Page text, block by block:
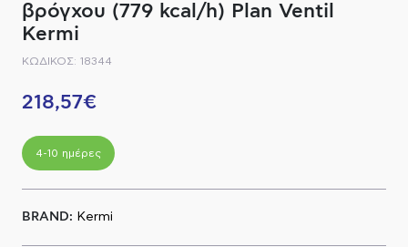
ΕΞΑΡΤΗΜΑΤΑ ΝΤΟΥΣ
ΣΥΣΤΗΜΑΤΑ ΜΠΙΝΤΕ - FLUSH
ΗΛΕΚΤΡΟΝΙΚΕΣ ΜΠΑΤΑΡΙΕΣ
Α.Μ.Ε.Α
βρόγχου (779 kcal/h) Plan Ventil
Kermi
ΚΩΔΙΚΟΣ: 18344
218,57€
4-10 ημέρες
BRAND: Kermi